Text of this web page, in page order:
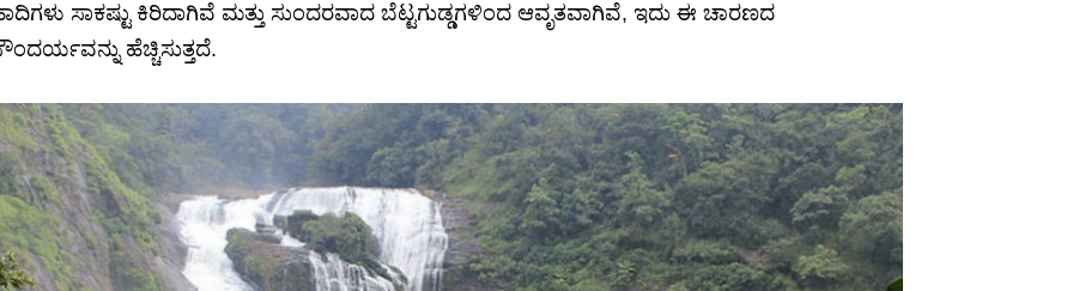
ಸಾಕಷ್ಟು ಕಿರಿದಾಗಿವೆ ಮತ್ತು ಸುಂದರವಾದ ಬೆಟ್ಟಗುಡ್ಡಗಳಿಂದ ಆವೃತವಾಗಿವೆ, ಇದು ಈ ಚಾರಣದ
ಹೆಚ್ಚಿಸುತ್ತದೆ.